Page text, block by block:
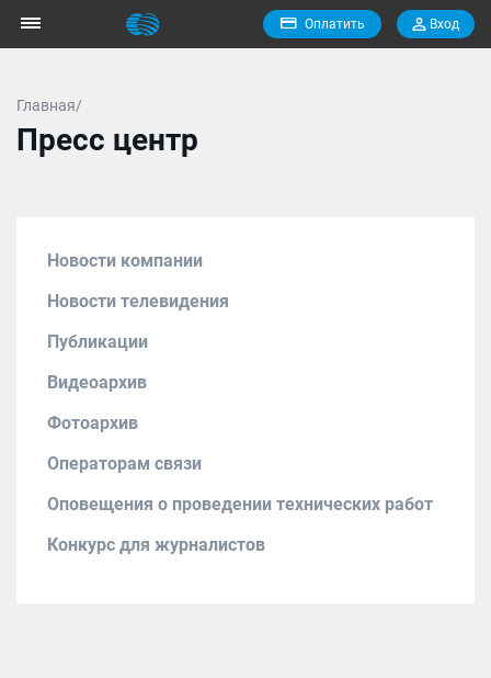
Оплатить Вход
Главная/
Пресс центр
Новости компании
Новости телевидения
Публикации
Видеоархив
Фотоархив
Операторам связи
Оповещения о проведении технических работ
Конкурс для журналистов